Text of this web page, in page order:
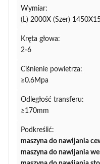
Wymiar:
(L) 2000X (Szer)
Kręta głowa:
2-6
Ciśnienie powietrza:
≥0.6Mpa
Odległość transferu:
≥170mm
Podkreślić:
maszyna do nawijania
maszyna do nawijania